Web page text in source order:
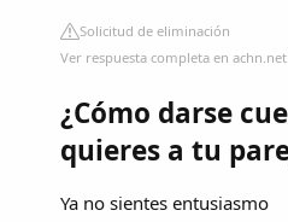
Solicitud de eliminación
Ver respuesta completa en achn.net
¿Cómo darse
quieres a tu
Ya no sientes entusiasmo